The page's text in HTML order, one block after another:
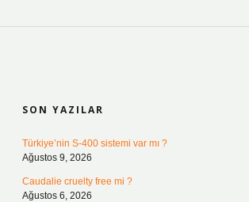
SON YAZILAR
Türkiye’nin S-400 sistemi var mı ?
Ağustos 9, 2026
Caudalie cruelty free mi ?
Ağustos 6, 2026